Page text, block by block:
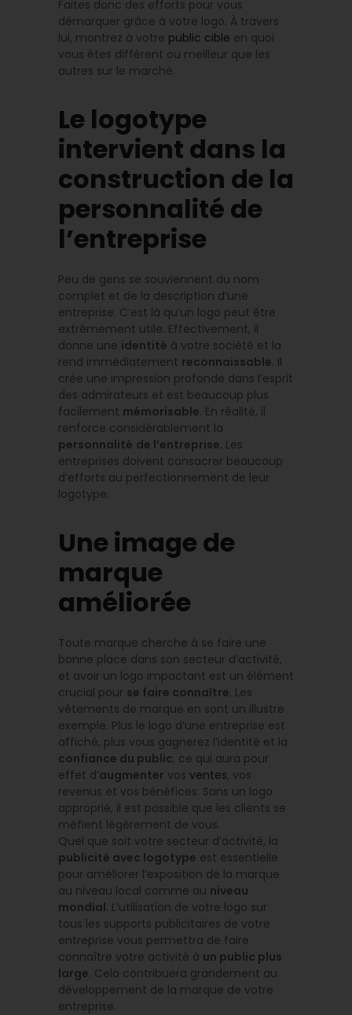
Faites donc des efforts pour vous
démarquer grâce à votre logo. À travers
lui, montrez à votre public cible en quoi
vous êtes différent ou meilleur que les
autres sur le marché.
Le logotype
intervient dans la
construction de la
personnalité de
l’entreprise
Peu de gens se souviennent du nom
complet et de la description d’une
entreprise. C’est là qu’un logo peut être
extrêmement utile. Effectivement, il
donne une identité à votre société et la
rend immédiatement reconnaissable. Il
crée une impression profonde dans l’esprit
des admirateurs et est beaucoup plus
facilement mémorisable. En réalité, il
renforce considérablement la
personnalité de l’entreprise. Les
entreprises doivent consacrer beaucoup
d’efforts au perfectionnement de leur
logotype.
Une image de
marque
améliorée
Toute marque cherche à se faire une
bonne place dans son secteur d’activité,
et avoir un logo impactant est un élément
crucial pour se faire connaître. Les
vêtements de marque en sont un illustre
exemple. Plus le logo d’une entreprise est
affiché, plus vous gagnerez l’identité et la
confiance du public, ce qui aura pour
effet d’augmenter vos ventes, vos
revenus et vos bénéfices. Sans un logo
approprié, il est possible que les clients se
méfient légèrement de vous.
Quel que soit votre secteur d’activité, la
publicité avec logotype est essentielle
pour améliorer l’exposition de la marque
au niveau local comme au niveau
mondial. L’utilisation de votre logo sur
tous les supports publicitaires de votre
entreprise vous permettra de faire
connaître votre activité à un public plus
large. Cela contribuera grandement au
développement de la marque de votre
entreprise.